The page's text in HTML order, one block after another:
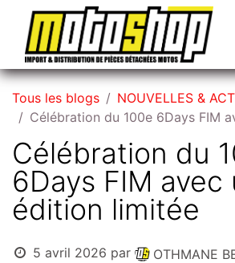
Tous les blogs
NOUVELLES &
Célébration du 100e 6Days FIM
Célébration du
6Days FIM avec
édition limitée
5 avril 2026 par OTHMANE